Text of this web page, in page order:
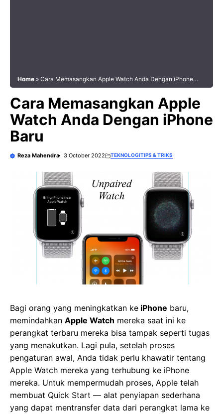
Home » Cara Memasangkan Apple Watch Anda Dengan iPhone
Cara Memasangkan Apple
Watch Anda Dengan iPhone
Baru
Reza Mahendra 3 October 2022 TEKNOLOGITIPS & TRIKS
Bagi orang yang meningkatkan ke iPhone baru,
memindahkan Apple Watch mereka saat ini ke
perangkat terbaru mereka bisa tampak seperti tugas
yang menakutkan. Lagi pula, setelah proses
pengaturan awal, Anda tidak perlu khawatir tentang
Apple Watch mereka yang terhubung ke iPhone
mereka. Untuk mempermudah proses, Apple telah
membuat Quick Start — alat penyiapan sederhana
yang dapat mentransfer data dari perangkat lama ke